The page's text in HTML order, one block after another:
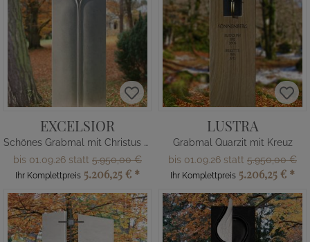
EXCELSIOR
Schönes Grabmal mit Christus Figur
bis 01.09.26 statt 5.950,00 €
Ihr Komplettpreis 5.206,25 € *
LUSTRA
Grabmal Quarzit mit Kreuz
bis 01.09.26 statt 5.950,00 €
Ihr Komplettpreis 5.206,25 € *